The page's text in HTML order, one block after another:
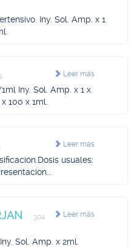
Iny. Sol. Amp. x 1
Leer más
Iny. Sol. Amp. x 1 x
100 x 1ml.
Leer más
usuales:
Leer más
304
Sol. Amp. x 2ml.